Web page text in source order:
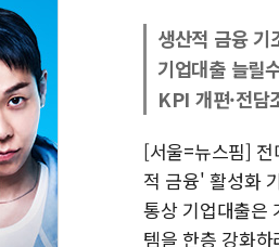
생산적 금융
기업대출 늘
KPI 개편·전
[서울=뉴스핌]
적 금융' 활성화
통상 기업대출은
템을 한층 강화